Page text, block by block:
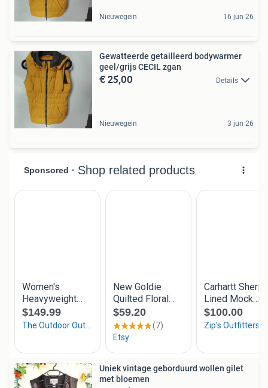
Nieuwegein 16 jun 26
Gewatteerde getailleerd bodywarmer
geel/grijs CECIL zgan
€ 25,00 Details
Nieuwegein 3 jun 26
Uniek vintage geborduurd wollen gilet
met bloemen